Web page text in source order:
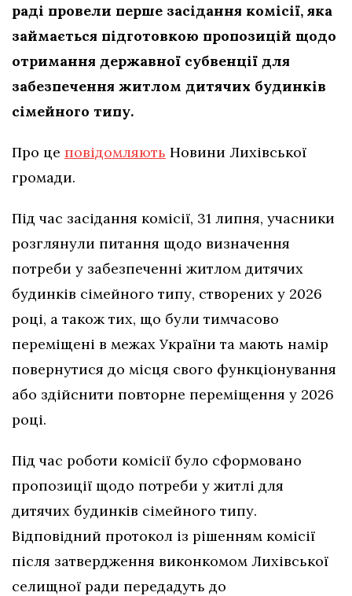
раді провели перше засідання комісії, яка
займається підготовкою пропозицій щодо
отримання державної субвенції для
забезпечення житлом дитячих будинків
сімейного типу.
Про це повідомляють Новини Лихівської
громади.
Під час засідання комісії, 31 липня, учасники
розглянули питання щодо визначення
потреби у забезпеченні житлом дитячих
будинків сімейного типу, створених у 2026
році, а також тих, що були тимчасово
переміщені в межах України та мають намір
повернутися до місця свого функціонування
або здійснити повторне переміщення у 2026
році.
Під час роботи комісії було сформовано
пропозиції щодо потреби у житлі для
дитячих будинків сімейного типу.
Відповідний протокол із рішенням комісії
після затвердження виконкомом Лихівської
селищної ради передадуть до